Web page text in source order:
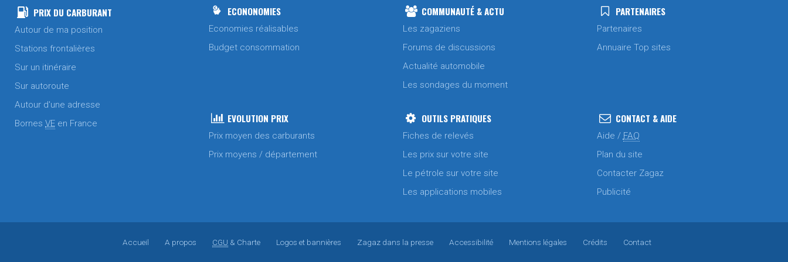
PRIX DU CARBURANT
Autour de ma position
Stations frontalières
Sur un itinéraire
Sur autoroute
Autour d'une adresse
Bornes VE en France
ECONONOMIES
Economies réalisables
Budget consommation
COMMUNAUTÉ & ACTU
Les zagaziens
Forums de discussions
Actualité automobile
Les sondages du moment
PARTENAIRES
Partenaires
Annuaire Top sites
EVOLUTION PRIX
Prix moyen des carburants
Prix moyens / département
OUTILS PRATIQUES
Fiches de relevés
Les prix sur votre site
Le pétrole sur votre site
Les applications mobiles
CONTACT & AIDE
Aide / FAQ
Plan du site
Contacter Zagaz
Publicité
Accueil A propos CGU & Charte Logos et bannières Zagaz dans la presse Accessibilité Mentions légales Crédits Contact